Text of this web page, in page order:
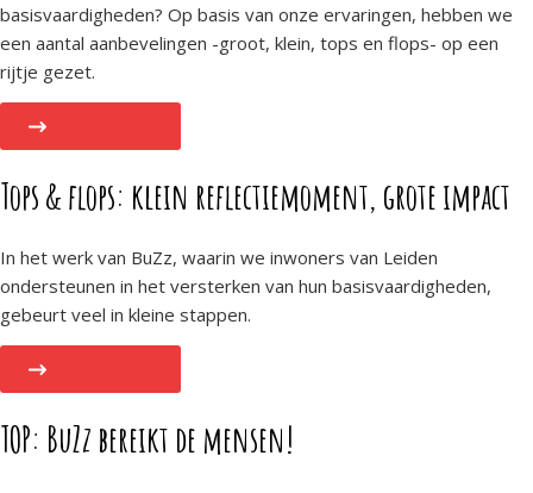
basisvaardigheden? Op basis van onze ervaringen, hebben we
een aantal aanbevelingen -groot, klein, tops en flops- op een
rijtje gezet.
Tops & flops: klein reflectiemoment, grote impact
In het werk van BuZz, waarin we inwoners van Leiden
ondersteunen in het versterken van hun basisvaardigheden,
gebeurt veel in kleine stappen.
TOP: BuZz bereikt de mensen!